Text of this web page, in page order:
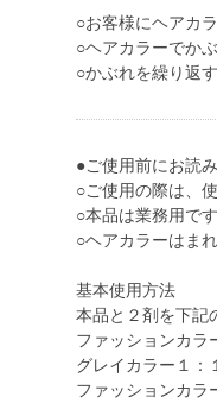
○お客様にヘアカ
○ヘアカラーでか
○かぶれを繰り返
●ご使用前にお読
○ご使用の際は、
○本品は業務用です
○ヘアカラーはま
基本使用方法
本品と２剤を下記
ファッションカラ
グレイカラー１：１
ファッションカラ